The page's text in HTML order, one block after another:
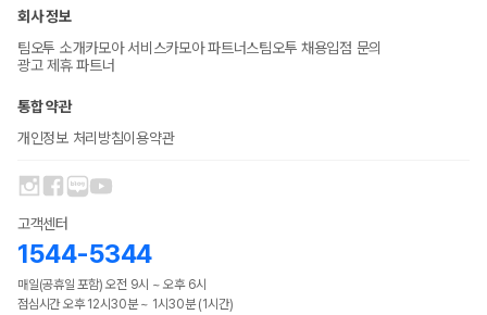
회사 정보
팀오투 소개카모아 서비스카모아 파트너스팀오투 채용입점 문의
광고 제휴 파트너
통합 약관
개인정보 처리방침이용약관
고객센터
1544-5344
매일(공휴일 포함) 오전 9시 ~ 오후 6시
점심시간 오후 12시30분 ~ 1시30분 (1시간)